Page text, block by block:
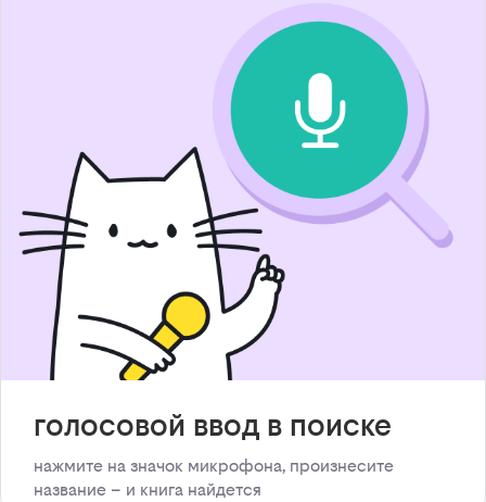
голосовой ввод в поиске
нажмите на значок микрофона, произнесите
название – и книга найдется